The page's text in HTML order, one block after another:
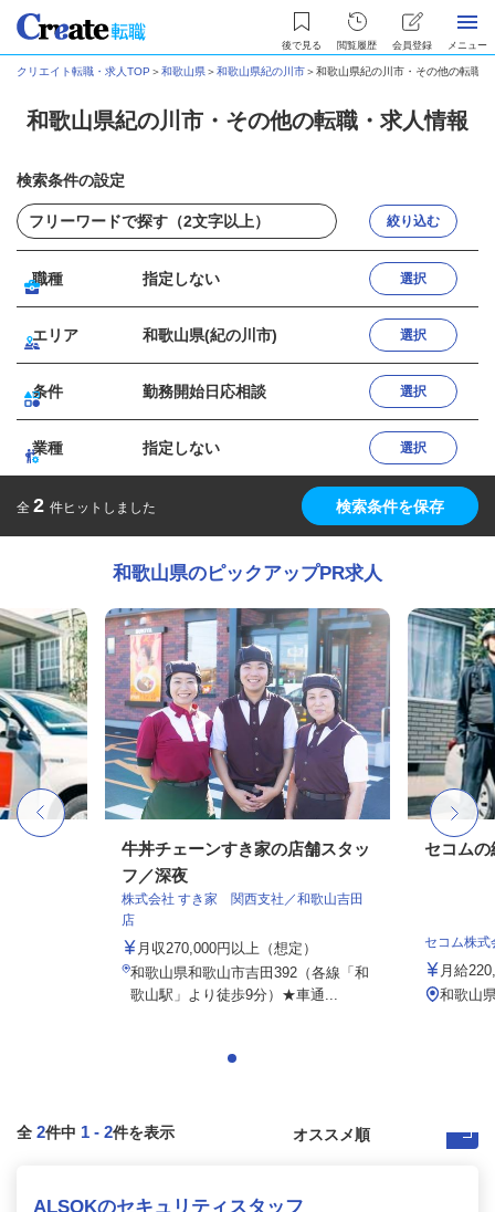
後で見る 閲覧履歴 会員登録 メニュー
クリエイト転職・求人TOP ＞和歌山県＞和歌山県紀の川市＞和歌山県紀の川市・その他の転職
和歌山県紀の川市・その他の転職・求人情報
検索条件の設定
絞り込む
職種 指定しない 選択
エリア 和歌山県(紀の川市) 選択
条件 勤務開始日応相談 選択
業種 指定しない 選択
全 2 件ヒットしました 検索条件を保存
和歌山県のピックアップPR求人
牛丼チェーンすき家の店舗スタッ
フ／深夜
株式会社 すき家 関西支社／和歌山吉田
店
月収270,000円以上（想定）
和歌山県和歌山市吉田392（各線「和
歌山駅」より徒歩9分）★車通...
セコムの
セコム株式
月給
和歌山
全 2件中 1 - 2件を表示
ALSOKのセキュリティスタッフ